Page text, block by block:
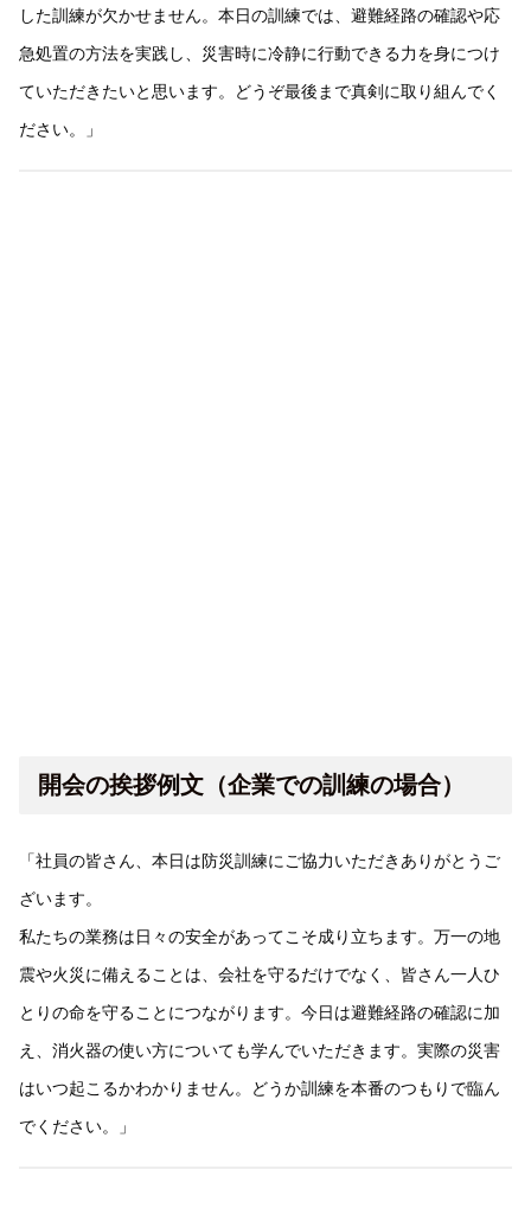
した訓練が欠かせません。本日の訓練では、避難経路の確認や応
急処置の方法を実践し、災害時に冷静に行動できる力を身につけ
ていただきたいと思います。どうぞ最後まで真剣に取り組んでく
ださい。」
開会の挨拶例文（企業での訓練の場合）
「社員の皆さん、本日は防災訓練にご協力いただきありがとうご
ざいます。
私たちの業務は日々の安全があってこそ成り立ちます。万一の地
震や火災に備えることは、会社を守るだけでなく、皆さん一人ひ
とりの命を守ることにつながります。今日は避難経路の確認に加
え、消火器の使い方についても学んでいただきます。実際の災害
はいつ起こるかわかりません。どうか訓練を本番のつもりで臨ん
でください。」